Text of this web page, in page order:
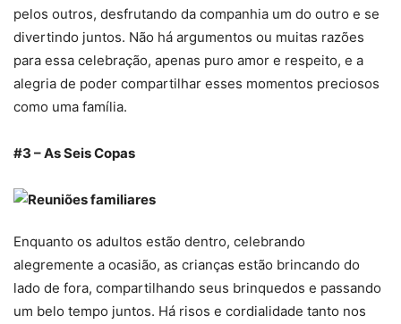
pelos outros, desfrutando da companhia um do outro e se
divertindo juntos. Não há argumentos ou muitas razões
para essa celebração, apenas puro amor e respeito, e a
alegria de poder compartilhar esses momentos preciosos
como uma família.
#3 – As Seis Copas
Enquanto os adultos estão dentro, celebrando
alegremente a ocasião, as crianças estão brincando do
lado de fora, compartilhando seus brinquedos e passando
um belo tempo juntos. Há risos e cordialidade tanto nos